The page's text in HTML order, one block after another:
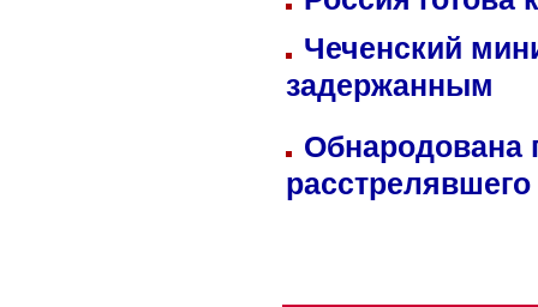
Чеченский
задержанным
Обнародована